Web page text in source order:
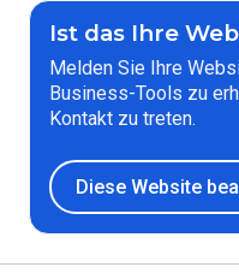
Ist das Ihre
Melden Sie Ihre
Business-Tools zu
Kontakt zu treten.
Diese Website